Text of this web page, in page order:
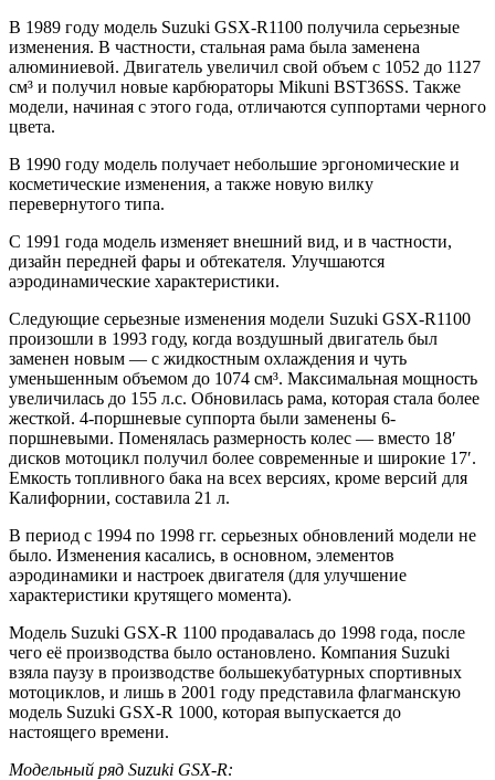
В 1989 году модель Suzuki GSX-R1100 получила серьезные
изменения. В частности, стальная рама была заменена
алюминиевой. Двигатель увеличил свой объем с 1052 до 1127
см³ и получил новые карбюраторы Mikuni BST36SS. Также
модели, начиная с этого года, отличаются суппортами черного
цвета.
В 1990 году модель получает небольшие эргономические и
косметические изменения, а также новую вилку
перевернутого типа.
С 1991 года модель изменяет внешний вид, и в частности,
дизайн передней фары и обтекателя. Улучшаются
аэродинамические характеристики.
Следующие серьезные изменения модели Suzuki GSX-R1100
произошли в 1993 году, когда воздушный двигатель был
заменен новым — с жидкостным охлаждения и чуть
уменьшенным объемом до 1074 см³. Максимальная мощность
увеличилась до 155 л.с. Обновилась рама, которая стала более
жесткой. 4-поршневые суппорта были заменены 6-
поршневыми. Поменялась размерность колес — вместо 18′
дисков мотоцикл получил более современные и широкие 17′.
Емкость топливного бака на всех версиях, кроме версий для
Калифорнии, составила 21 л.
В период с 1994 по 1998 гг. серьезных обновлений модели не
было. Изменения касались, в основном, элементов
аэродинамики и настроек двигателя (для улучшение
характеристики крутящего момента).
Модель Suzuki GSX-R 1100 продавалась до 1998 года, после
чего её производства было остановлено. Компания Suzuki
взяла паузу в производстве большекубатурных спортивных
мотоциклов, и лишь в 2001 году представила флагманскую
модель Suzuki GSX-R 1000, которая выпускается до
настоящего времени.
Модельный ряд Suzuki GSX-R: